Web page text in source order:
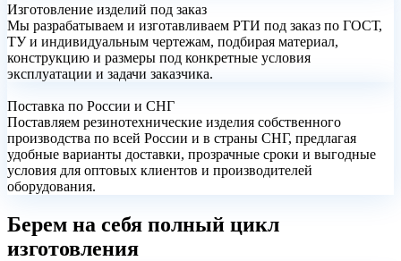
Изготовление изделий под заказ
Мы разрабатываем и изготавливаем РТИ под заказ по ГОСТ,
ТУ и индивидуальным чертежам, подбирая материал,
конструкцию и размеры под конкретные условия
эксплуатации и задачи заказчика.
Поставка по России и СНГ
Поставляем резинотехнические изделия собственного
производства по всей России и в страны СНГ, предлагая
удобные варианты доставки, прозрачные сроки и выгодные
условия для оптовых клиентов и производителей
оборудования.
Берем на себя полный цикл
изготовления